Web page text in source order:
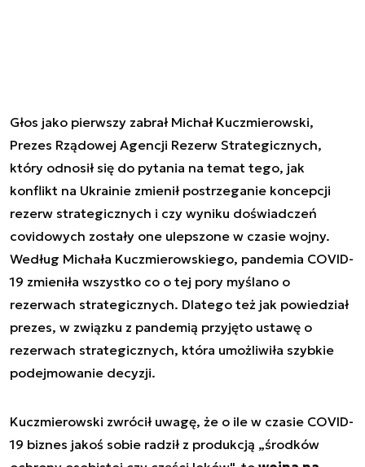
Głos jako pierwszy zabrał Michał Kuczmierowski,
Prezes Rządowej Agencji Rezerw Strategicznych,
który odnosił się do pytania na temat tego, jak
konflikt na Ukrainie zmienił postrzeganie koncepcji
rezerw strategicznych i czy wyniku doświadczeń
covidowych zostały one ulepszone w czasie wojny.
Według Michała Kuczmierowskiego, pandemia COVID-
19 zmieniła wszystko co o tej pory myślano o
rezerwach strategicznych. Dlatego też jak powiedział
prezes, w związku z pandemią przyjęto ustawę o
rezerwach strategicznych, która umożliwiła szybkie
podejmowanie decyzji.
Kuczmierowski zwrócił uwagę, że o ile w czasie COVID-
19 biznes jakoś sobie radził z produkcją „środków